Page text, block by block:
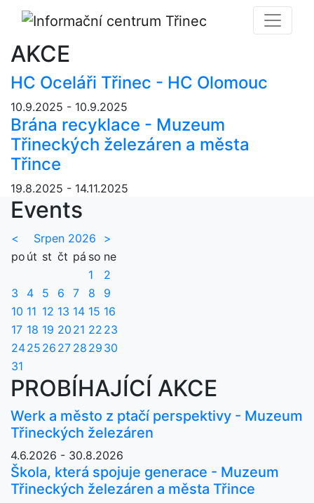
AKCE
HC Oceláři Třinec - HC Olomouc
10.9.2025 - 10.9.2025
Brána recyklace - Muzeum
Třineckých železáren a města
Třince
19.8.2025 - 14.11.2025
Events
< Srpen 2026
>
po út st čt pá so ne
1
2
3
4 5 6 7 8
9
10 11 12 13 14 15 16
17 18 19 20 21 22 23
2425 26 27 28 29 30
31
PROBÍHAJÍCÍ AKCE
Werk a město z ptačí perspektivy - Muzeum
Třineckých železáren
4.6.2026 - 30.8.2026
Škola, která spojuje generace - Muzeum
Třineckých železáren a města Třince